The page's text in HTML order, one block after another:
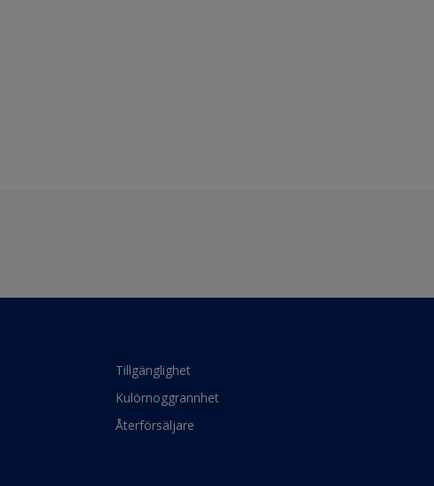
Tillgänglighet
Kulörnoggrannhet
Återförsäljare